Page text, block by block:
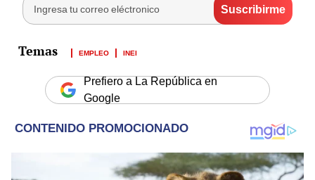
EMPLEO INEI
Prefiero a La República en
Google